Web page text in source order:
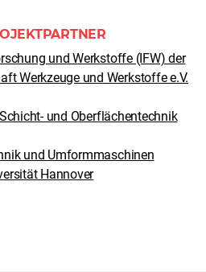
und Werkstoffe (IFW) der
Werkzeuge und Werkstoffe e.V.
und Oberflächentechnik
und Umformmaschinen
Hannover